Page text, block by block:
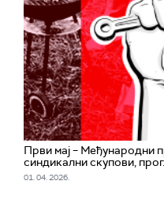
Први мај – Међународни
синдикални скупови,
01. 04. 2026.